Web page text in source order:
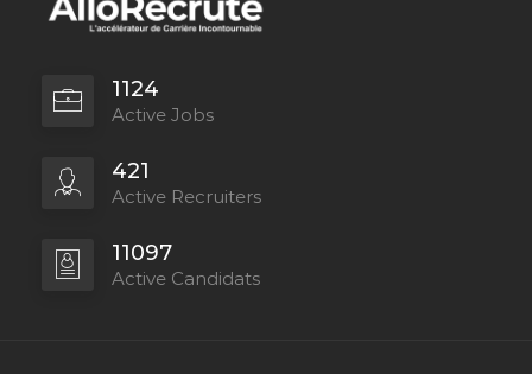
1124
Active Jobs
421
Active Recruiters
11097
Active Candidats